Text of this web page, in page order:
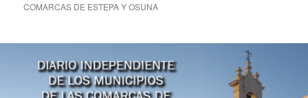
COMARCAS DE ESTEPA Y OSUNA